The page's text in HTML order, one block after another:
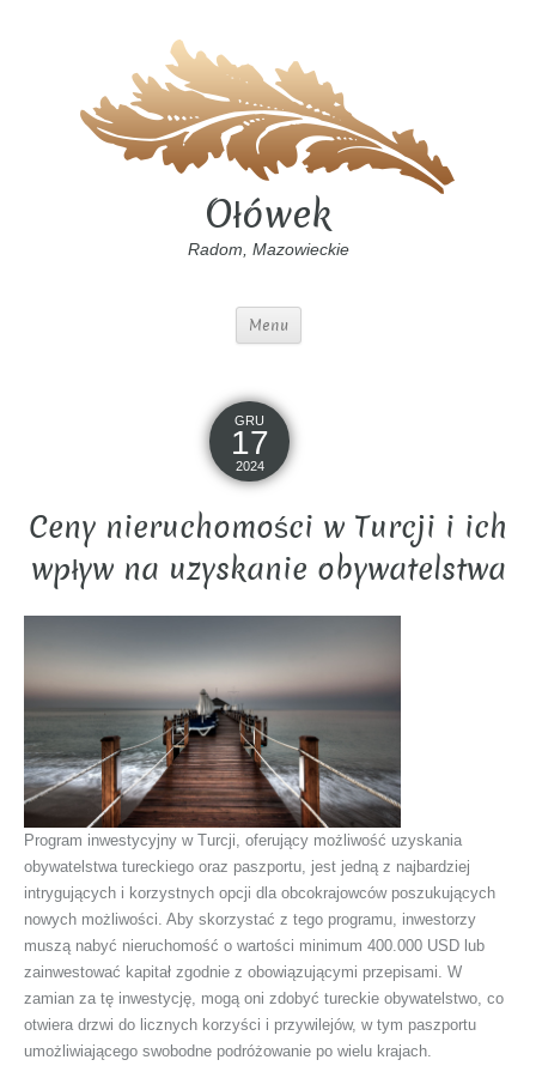
Ołówek
Radom, Mazowieckie
Menu
GRU
17
2024
Ceny nieruchomości w Turcji i ich
wpływ na uzyskanie obywatelstwa
Program inwestycyjny w Turcji, oferujący możliwość uzyskania
obywatelstwa tureckiego oraz paszportu, jest jedną z najbardziej
intrygujących i korzystnych opcji dla obcokrajowców poszukujących
nowych możliwości. Aby skorzystać z tego programu, inwestorzy
muszą nabyć nieruchomość o wartości minimum 400.000 USD lub
zainwestować kapitał zgodnie z obowiązującymi przepisami. W
zamian za tę inwestycję, mogą oni zdobyć tureckie obywatelstwo, co
otwiera drzwi do licznych korzyści i przywilejów, w tym paszportu
umożliwiającego swobodne podróżowanie po wielu krajach.